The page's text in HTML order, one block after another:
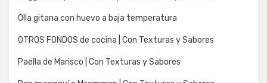
Olla gitana con huevo a baja temperatura
OTROS FONDOS de cocina | Con Texturas y Sabores
Paella de Marisco | Con Texturas y Sabores